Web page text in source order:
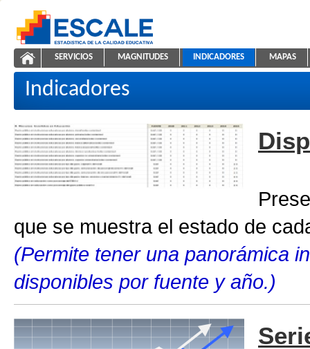
ESCALE - Unidad de Estadística Educativa
Indicadores educativos
NAVEGACIÓN
SERVICIOS MAGNITUDES INDICADORES MAPAS
Indicadores
que se muestra el estado de
(Permite tener una panorámica
disponibles por fuente y año.)